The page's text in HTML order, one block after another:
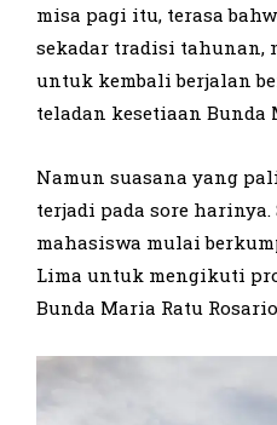
misa pagi itu, terasa
sekadar tradisi tahunan,
untuk kembali berjalan
teladan kesetiaan Bunda
Namun suasana yang
terjadi pada sore harinya.
mahasiswa mulai
Lima untuk mengikuti
Bunda Maria Ratu